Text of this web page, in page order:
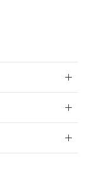
、I-Web
、当社
当社の製
の取
するこ
種